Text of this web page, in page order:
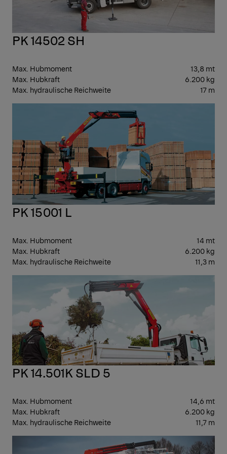
PK 14502 SH
Max. Hubmoment
13,8 mt
Max. Hubkraft
6.200 kg
Max. hydraulische Reichweite
17 m
PK 15001 L
Max. Hubmoment
14 mt
Max. Hubkraft
6.200 kg
Max. hydraulische Reichweite
11,3 m
PK 14.501K SLD 5
Max. Hubmoment
14,6 mt
Max. Hubkraft
6.200 kg
Max. hydraulische Reichweite
11,7 m